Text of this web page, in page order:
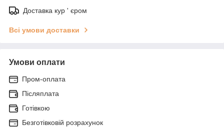
Доставка кур ' єром
Всі умови доставки
Умови оплати
Пром-оплата
Післяплата
Готівкою
Безготівковій розрахунок